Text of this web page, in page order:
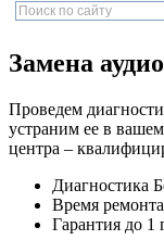
Замена
Проведем
устраним ее в
центра –
Диагностика
Время ремонта
Гарантия до 1